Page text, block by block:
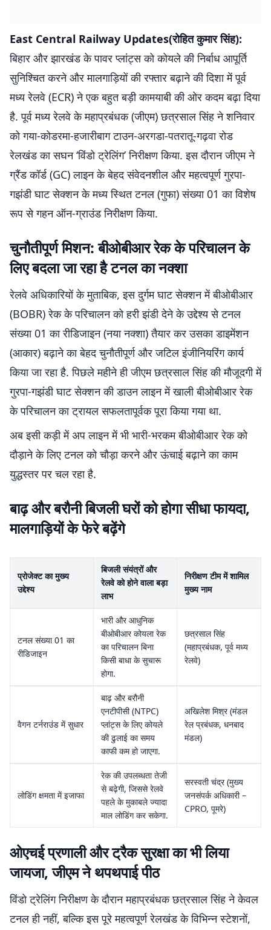
East Central Railway Updates(रोहित कुमार सिंह):
बिहार और झारखंड के पावर प्लांट्स को कोयले की निर्बाध आपूर्ति
सुनिश्चित करने और मालगाड़ियों की रफ्तार बढ़ाने की दिशा में पूर्व
मध्य रेलवे (ECR) ने एक बहुत बड़ी कामयाबी की ओर कदम बढ़ा दिया
है. पूर्व मध्य रेलवे के महाप्रबंधक (जीएम) छत्रसाल सिंह ने शनिवार
को गया-कोडरमा-हजारीबाग टाउन-अरगडा-पतरातू-गढ़वा रोड
रेलखंड का सघन ‘विंडो ट्रेलिंग’ निरीक्षण किया. इस दौरान जीएम ने
ग्रैंड कॉर्ड (GC) लाइन के बेहद संवेदनशील और महत्वपूर्ण गुरपा-
गझंडी घाट सेक्शन के मध्य स्थित टनल (गुफा) संख्या 01 का विशेष
रूप से गहन ऑन-ग्राउंड निरीक्षण किया.
चुनौतीपूर्ण मिशन: बीओबीआर रेक के परिचालन के
लिए बदला जा रहा है टनल का नक्शा
रेलवे अधिकारियों के मुताबिक, इस दुर्गम घाट सेक्शन में बीओबीआर
(BOBR) रेक के परिचालन को हरी झंडी देने के उद्देश्य से टनल
संख्या 01 का रीडिजाइन (नया नक्शा) तैयार कर उसका डाइमेंशन
(आकार) बढ़ाने का बेहद चुनौतीपूर्ण और जटिल इंजीनियरिंग कार्य
किया जा रहा है. पिछले महीने ही जीएम छत्रसाल सिंह की मौजूदगी में
गुरपा-गझंडी घाट सेक्शन की डाउन लाइन में खाली बीओबीआर रेक
के परिचालन का ट्रायल सफलतापूर्वक पूरा किया गया था.
अब इसी कड़ी में अप लाइन में भी भारी-भरकम बीओबीआर रेक को
दौड़ाने के लिए टनल को चौड़ा करने और ऊंचाई बढ़ाने का काम
युद्धस्तर पर चल रहा है.
बाढ़ और बरौनी बिजली घरों को होगा सीधा फायदा,
मालगाड़ियों के फेरे बढ़ेंगे
प्रोजेक्ट का मुख्य
उद्देश्य
बिजली संयंत्रों और
रेलवे को होने वाला बड़ा
लाभ
निरीक्षण टीम में शामिल
मुख्य नाम
टनल संख्या 01 का
रीडिजाइन
भारी और आधुनिक
बीओबीआर कोयला रेक
का परिचालन बिना
किसी बाधा के सुचारू
होगा.
छत्रसाल सिंह
(महाप्रबंधक, पूर्व मध्य
रेलवे)
वैगन टर्नराउंड में सुधार
बाढ़ और बरौनी
एनटीपीसी (NTPC)
प्लांट्स के लिए कोयले
की ढुलाई का समय
काफी कम हो जाएगा.
अखिलेश मिश्र (मंडल
रेल प्रबंधक, धनबाद
मंडल)
लोडिंग क्षमता में इजाफा
रेक की उपलब्धता तेजी
से बढ़ेगी, जिससे रेलवे
पहले के मुकाबले ज्यादा
माल लोडिंग कर सकेगा.
सरस्वती चंद्र (मुख्य
जनसंपर्क अधिकारी –
CPRO, पूमरे)
ओएचई प्रणाली और ट्रैक सुरक्षा का भी लिया
जायजा, जीएम ने थपथपाई पीठ
विंडो ट्रेलिंग निरीक्षण के दौरान महाप्रबंधक छत्रसाल सिंह ने केवल
टनल ही नहीं, बल्कि इस पूरे महत्वपूर्ण रेलखंड के विभिन्न स्टेशनों,